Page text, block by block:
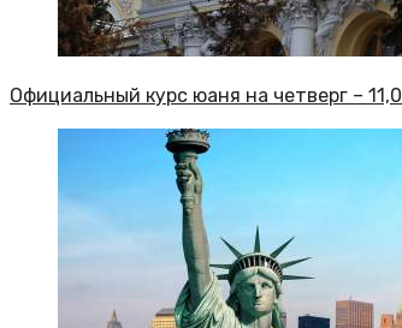
Официальный курс юаня на четверг –